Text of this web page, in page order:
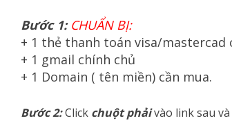
Bước 1: CHUẨN BỊ:
+ 1 thẻ thanh toán visa/mastercad
+ 1 gmail chính chủ
+ 1 Domain ( tên miền) cần mua.
Bước 2:Click chuột phảivào link sau và